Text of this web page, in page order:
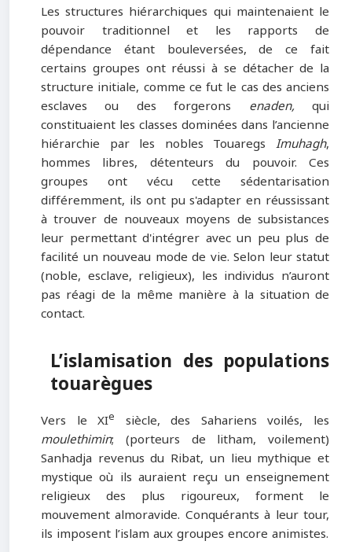
Les structures hiérarchiques qui maintenaient le
pouvoir traditionnel et les rapports de
dépendance étant bouleversées, de ce fait
certains groupes ont réussi à se détacher de la
structure initiale, comme ce fut le cas des anciens
esclaves ou des forgerons enaden,qui
constituaient les classes dominées dans l’ancienne
hiérarchie par les nobles Touaregs Imuhagh,
hommes libres, détenteurs du pouvoir. Ces
groupes ont vécu cette sédentarisation
différemment, ils ont pu s'adapter en réussissant
à trouver de nouveaux moyens de subsistances
leur permettant d'intégrer avec un peu plus de
facilité un nouveau mode de vie. Selon leur statut
(noble, esclave, religieux), les individus n’auront
pas réagi de la même manière à la situation de
contact.
L’islamisation des populations
touarègues
Vers le XIe
siècle, des Sahariens voilés, les
moulethimin; (porteurs de litham, voilement)
Sanhadja revenus du Ribat, un lieu mythique et
mystique où ils auraient reçu un enseignement
religieux des plus rigoureux, forment le
mouvement almoravide. Conquérants à leur tour,
ils imposent l’islam aux groupes encore animistes.